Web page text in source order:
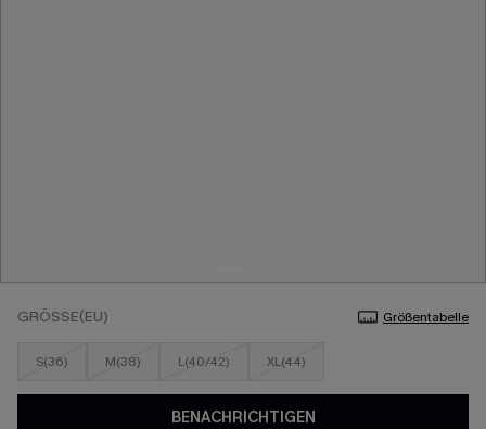
GRÖSSE(EU) Größentabelle
S(36) M(38) L(40/42) XL(44)
BENACHRICHTIGEN